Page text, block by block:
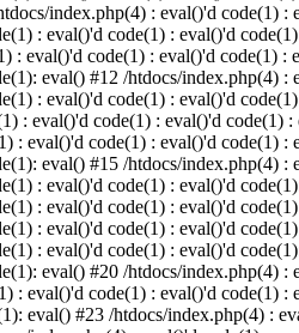
index.php(4) : eval()'d code(1)
: eval()'d code(1) : eval()'d
eval()'d code(1) : eval()'d code(1)
eval() #12 /htdocs/index.php(4)
: eval()'d code(1) : eval()'d
: eval()'d code(1) : eval()'d code(1)
eval()'d code(1) : eval()'d code(1)
eval() #15 /htdocs/index.php(4)
: eval()'d code(1) : eval()'d
: eval()'d code(1) : eval()'d
: eval()'d code(1) : eval()'d
: eval()'d code(1) : eval()'d
eval() #20 /htdocs/index.php(4)
eval()'d code(1) : eval()'d code(1)
eval() #23 /htdocs/index.php(4) :